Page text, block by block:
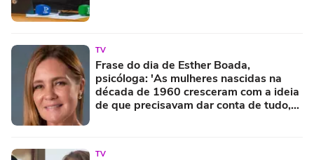
TV
Frase do dia de Esther Boada,
psicóloga: 'As mulheres nascidas na
década de 1960 cresceram com a ideia
de que precisavam dar conta de tudo,
TV